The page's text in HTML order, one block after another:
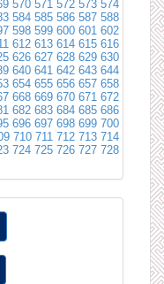
570 571 572 573 574
584 585 586 587 588
598 599 600 601 602
612 613 614 615 616
626 627 628 629 630
640 641 642 643 644
654 655 656 657 658
668 669 670 671 672
682 683 684 685 686
696 697 698 699 700
710 711 712 713 714
724 725 726 727 728